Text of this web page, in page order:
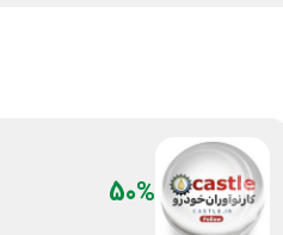
50%